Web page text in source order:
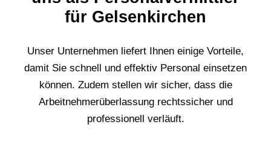
für Gelsenkirchen
Unser Unternehmen liefert Ihnen einige Vorteile,
damit Sie schnell und effektiv Personal einsetzen
können. Zudem stellen wir sicher, dass die
Arbeitnehmerüberlassung rechtssicher und
professionell verläuft.